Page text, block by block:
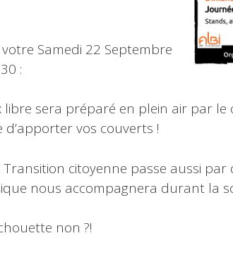
Samedi 22 Septembre
:
sera préparé en plein air par le
vos couverts !
citoyenne passe aussi
nous accompagnera durant la
non ?!